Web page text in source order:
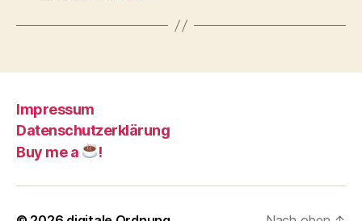
Impressum
Datenschutzerklärung
Buy me a
!